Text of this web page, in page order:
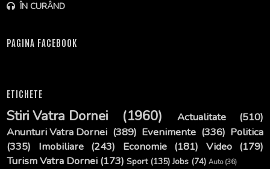
ÎN CURÂND
PAGINA FACEBOOK
ETICHETE
Stiri Vatra Dornei (1960) Actualitate
(510)
Anunturi Vatra Dornei (389) Evenimente (336) Politica
(335)
Imobiliare (243) Economie (181) Video (179)
Turism Vatra Dornei (173) Sport (135) Jobs (74) Auto (36)